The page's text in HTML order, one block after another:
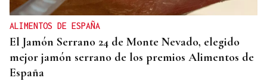
ALIMENTOS DE ESPAÑA
El Jamón Serrano 24 de Monte Nevado, elegido
mejor jamón serrano de los premios Alimentos de
España